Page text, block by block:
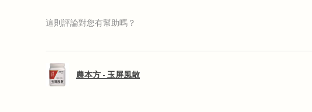
這則評論對您有幫助嗎？
農本方 - 玉屏風散